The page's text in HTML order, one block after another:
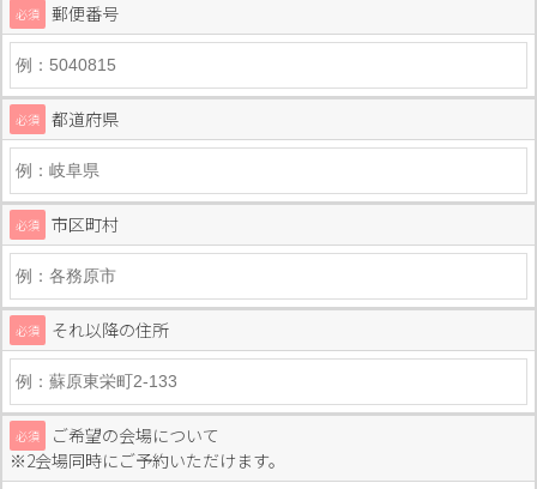
必須 郵便番号
必須 都道府県
必須 市区町村
必須 それ以降の住所
必須
ご希望の会場について
※2会場同時にご予約いただけます。